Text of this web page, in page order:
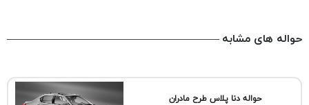
حواله های مشابه
حواله دنا پلاس طرح مادران